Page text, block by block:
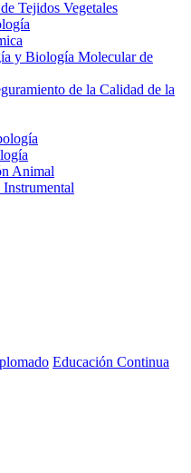
Tejidos Vegetales
y Biología Molecular de
de la Calidad de la
Animal
Educación Continua